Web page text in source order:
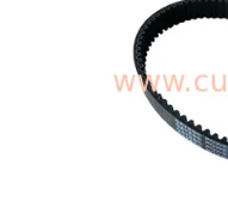
PRIVACY